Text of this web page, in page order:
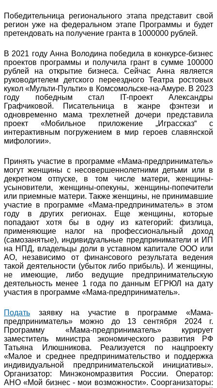
Победительница регионального этапа представит свой
регион уже на федеральном этапе Программы и будет
претендовать на получение гранта в 1000000 рублей.
В 2021 году Анна Володина победила в конкурсе-бизнес
проектов программы и получила грант в сумме 100000
рублей на открытие бизнеса. Сейчас Анна является
руководителем детского переездного Театра ростовых
кукол «Мульти-Пульти» в Комсомольске-на-Амуре. В 2023
году победным стал IT-проект Александры
Графчиковой. Писательница в жанре фэнтези и
одновременно мама трехлетней дочери представила
проект «Мобильное приложение „Играссказ“ с
интерактивным погружением в мир героев славянской
мифологии».
Принять участие в программе «Мама-предприниматель»
могут женщины с несовершеннолетними детьми или в
декретном отпуске, в том числе матери, женщины-
усыновители, женщины-опекуны, женщины-попечители
или приемные матери. Также женщины, не принимавшие
участие в программе «Мама-предприниматель» в этом
году в других регионах. Еще женщины, которые
попадают хотя бы в одну из категорий: физлица,
применяющие налог на профессиональный доход
(самозанятые), индивидуальные предприниматели и ИП
на НПД, владельцы доли в уставном капитале ООО или
АО, независимо от финансового результата ведения
такой деятельности (убыток либо прибыль). И женщины,
не имеющие, либо ведущие предпринимательскую
деятельность менее 1 года по данным ЕГРЮЛ на дату
участия в программе «Мама-предприниматель».
Подать заявку на участие в программе «Мама-
предприниматель» можно до 13 сентября 2024 г.
Программу «Мама-предприниматель» курирует
заместитель министра экономического развития РФ
Татьяна Илюшникова. Реализуется по нацпроекту
«Малое и среднее предпринимательство и поддержка
индивидуальной предпринимательской инициативы».
Организатор: Минэкономразвития России. Оператор:
АНО «Мой бизнес - мои возможности». Соорганизаторы: